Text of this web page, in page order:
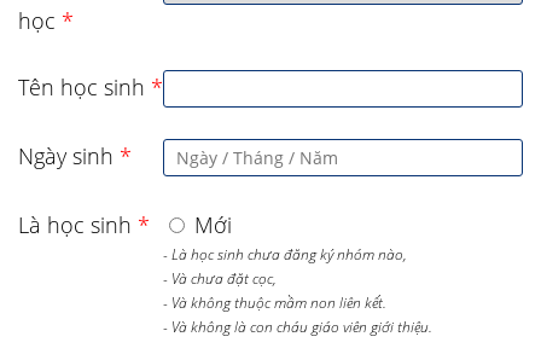
học *
Tên học sinh *
Ngày sinh *
Là học sinh * Mới
- Là học sinh chưa đăng ký nhóm nào,
- Và chưa đặt cọc,
- Và không thuộc mầm non liên kết.
- Và không là con cháu giáo viên giới thiệu.